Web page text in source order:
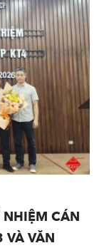
CÁN
VÀ VĂN